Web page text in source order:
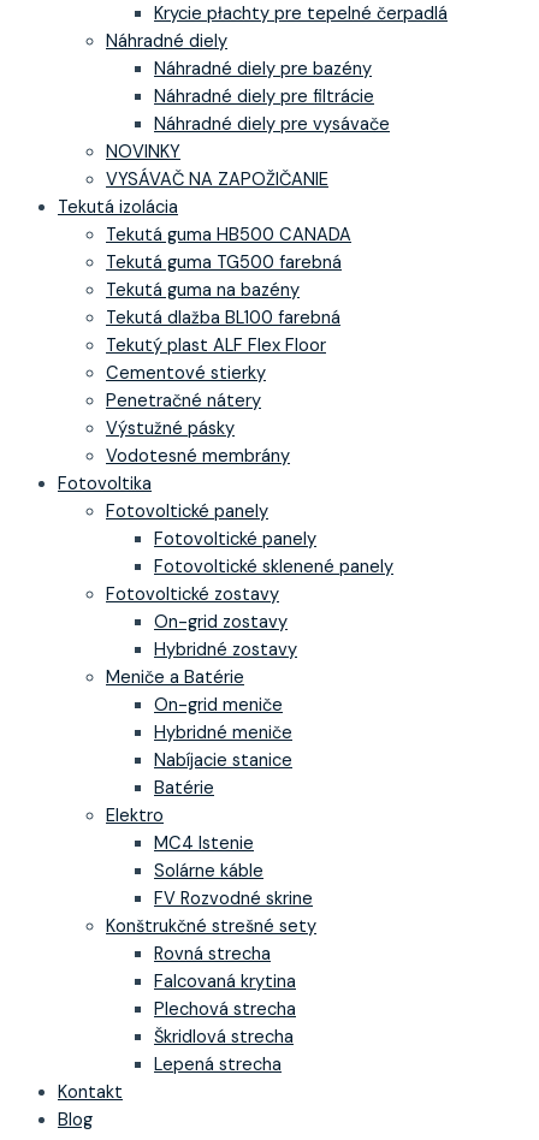
Krycie płachty pre tepelné čerpadlá
Náhradné diely
Náhradné diely pre bazény
Náhradné diely pre filtrácie
Náhradné diely pre vysávače
NOVINKY
VYSÁVAČ NA ZAPOŽIČANIE
Tekutá izolácia
Tekutá guma HB500 CANADA
Tekutá guma TG500 farebná
Tekutá guma na bazény
Tekutá dlažba BL100 farebná
Tekutý plast ALF Flex Floor
Cementové stierky
Penetračné nátery
Výstužné pásky
Vodotesné membrány
Fotovoltika
Fotovoltické panely
Fotovoltické panely
Fotovoltické sklenené panely
Fotovoltické zostavy
On-grid zostavy
Hybridné zostavy
Meniče a Batérie
On-grid meniče
Hybridné meniče
Nabíjacie stanice
Batérie
Elektro
MC4 Istenie
Solárne káble
FV Rozvodné skrine
Konštrukčné strešné sety
Rovná strecha
Falcovaná krytina
Plechová strecha
Škridlová strecha
Lepená strecha
Kontakt
Blog